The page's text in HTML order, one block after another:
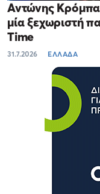
Αντώνης
μία ξεχωριστή
Time
31.7.2026 ΕΛΛΑΔΑ